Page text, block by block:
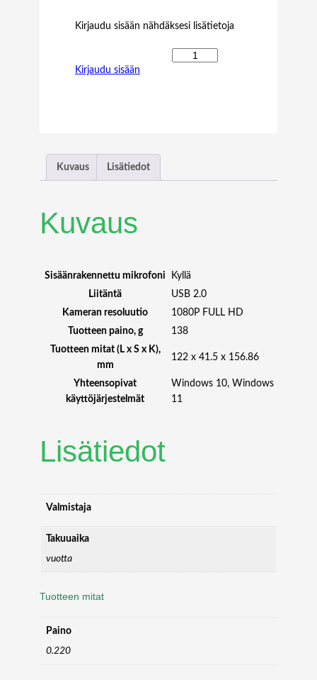
Kirjaudu sisään nähdäksesi lisätietoja
I
I
O
C
6
M
O
W
M
ä
Kirjaudu sisään
Kuvaus Lisätiedot
Kuvaus
Sisäänrakennettu mikrofoni
Kyllä
Liitäntä
USB 2.0
Kameran resoluutio
1080P FULL HD
Tuotteen paino, g
138
Tuotteen mitat (L x S x K),
mm
122 x 41.5 x 156.86
Yhteensopivat
käyttöjärjestelmät
Windows 10, Windows
11
Lisätiedot
Valmistaja
Takuuaika
vuotta
Tuotteen mitat
Paino
0.220